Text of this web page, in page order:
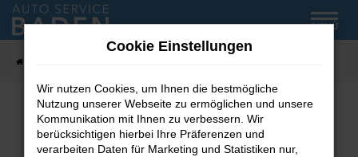
Zum
Hauptinhalt
MENÜ
Fehler: Network Error
Cookie Einstellungen
Wir nutzen Cookies, um Ihnen die bestmögliche
Nutzung unserer Webseite zu ermöglichen und unsere
Kommunikation mit Ihnen zu verbessern. Wir
berücksichtigen hierbei Ihre Präferenzen und
verarbeiten Daten für Marketing und Statistiken nur,